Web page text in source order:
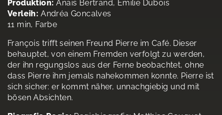
Produktion: Anais Bertrand, Emilie Dubois
Verleih: Andréa Goncalves
11 min, Farbe
François trifft seinen Freund Pierre im Café. Dieser
behauptet, von einem Fremden verfolgt zu werden,
der ihn regungslos aus der Ferne beobachtet, ohne
dass Pierre ihm jemals nahekommen konnte. Pierre ist
sich sicher: er kommt näher, unnachgiebig und mit
bösen Absichten.